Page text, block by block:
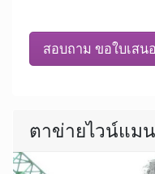
สอบถาม ขอใบเสน
ตาข่ายไวน์แม